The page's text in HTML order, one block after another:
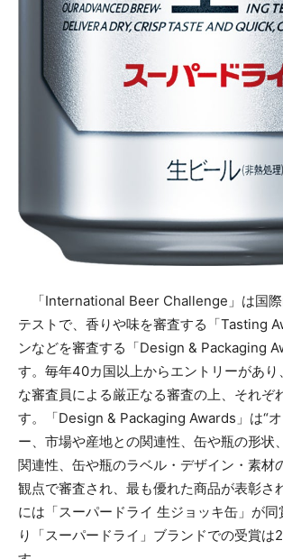
「International Beer Challenge」は国際
テストで、香りや味を審査する「Tasting
ンなどを審査する「Design & Packaging
す。毎年40カ国以上からエントリーがあり
な審査員による厳正なる審査の上、それぞ
す。「Design & Packaging Awards」は“
ー、市場や産地との関連性、缶や瓶の形状
関連性、缶や瓶のラベル・デザイン・素材
観点で審査され、最も優れた商品が表彰さ
には「スーパードライ 生ジョッキ缶」が同
り「スーパードライ」ブランドでの受賞は